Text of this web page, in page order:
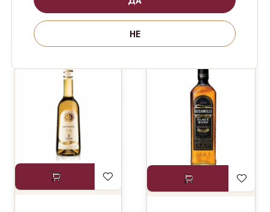
PREMIUM
RAKIJA 0.5 L
LABEL
НЕ